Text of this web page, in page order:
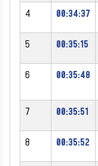
4 00:34:37
5 00:35:15
6 00:35:48
7 00:35:51
8 00:35:52